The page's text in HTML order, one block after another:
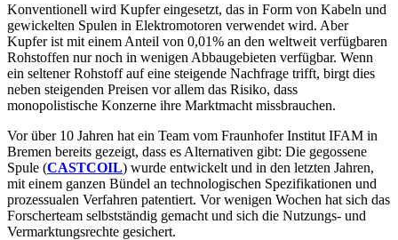
Konventionell wird Kupfer eingesetzt, das in Form von Kabeln und
gewickelten Spulen in Elektromotoren verwendet wird. Aber
Kupfer ist mit einem Anteil von 0,01% an den weltweit verfügbaren
Rohstoffen nur noch in wenigen Abbaugebieten verfügbar. Wenn
ein seltener Rohstoff auf eine steigende Nachfrage trifft, birgt dies
neben steigenden Preisen vor allem das Risiko, dass
monopolistische Konzerne ihre Marktmacht missbrauchen.
Vor über 10 Jahren hat ein Team vom Fraunhofer Institut IFAM in
Bremen bereits gezeigt, dass es Alternativen gibt: Die gegossene
Spule (CASTCOIL) wurde entwickelt und in den letzten Jahren,
mit einem ganzen Bündel an technologischen Spezifikationen und
prozessualen Verfahren patentiert. Vor wenigen Wochen hat sich das
Forscherteam selbstständig gemacht und sich die Nutzungs- und
Vermarktungsrechte gesichert.